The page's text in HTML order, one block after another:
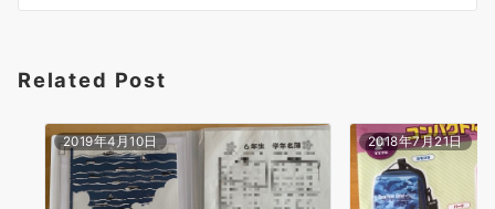
シ
ン
Related Post
2019年4月10日 2018年7月21日